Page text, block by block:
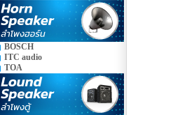
BOSCH
ITC audio
TOA